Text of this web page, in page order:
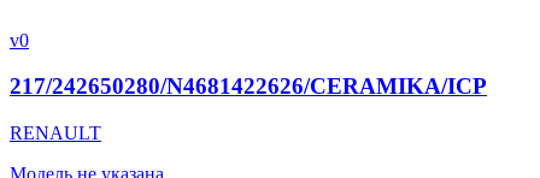
v0
217/242650280/N4681422626/CERAMIKA/ICP
RENAULT
Модель не указана